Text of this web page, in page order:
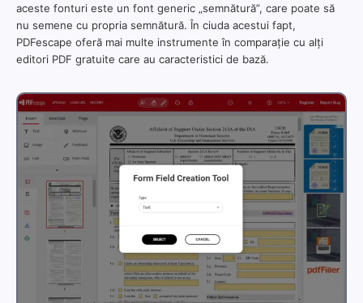
aceste fonturi este un font generic „semnătură”, care poate să
nu semene cu propria semnătură. În ciuda acestui fapt,
PDFescape oferă mai multe instrumente în comparație cu alți
editori PDF gratuite care au caracteristici de bază.